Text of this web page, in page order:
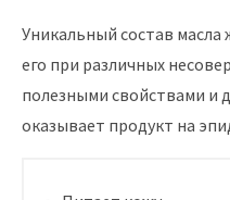
Уникальный состав
его при различных
полезными свойствами и
оказывает продукт на